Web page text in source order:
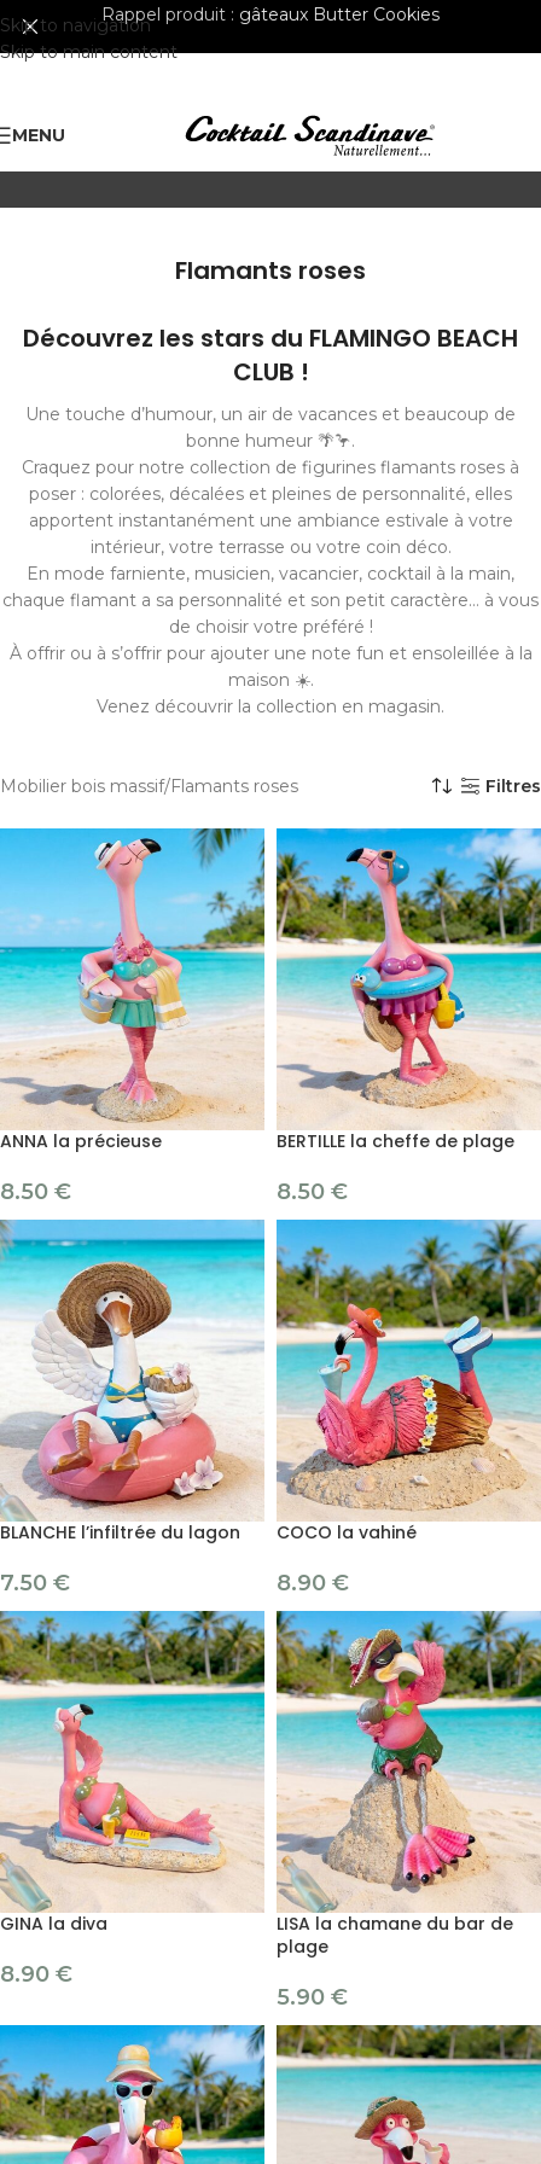
Skip to navigation
Skip to main content
Rappel produit : gâteaux Butter Cookies
MENU
Flamants roses
Découvrez les stars du FLAMINGO BEACH
CLUB !
Une touche d’humour, un air de vacances et beaucoup de
bonne humeur 🌴🦩.
Craquez pour notre collection de figurines flamants roses à
poser : colorées, décalées et pleines de personnalité, elles
apportent instantanément une ambiance estivale à votre
intérieur, votre terrasse ou votre coin déco.
En mode farniente, musicien, vacancier, cocktail à la main,
chaque flamant a sa personnalité et son petit caractère… à vous
de choisir votre préféré !
À offrir ou à s’offrir pour ajouter une note fun et ensoleillée à la
maison ☀️.
Venez découvrir la collection en magasin.
Mobilier bois massif Flamants roses Filtres
ANNA la précieuse
8.50 €
BERTILLE la cheffe de plage
8.50 €
BLANCHE l’infiltrée du lagon
7.50 €
COCO la vahiné
8.90 €
GINA la diva
8.90 €
LISA la chamane du bar de
plage
5.90 €